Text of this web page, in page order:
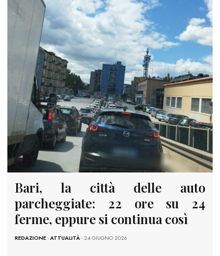
Bari, la città delle auto
parcheggiate: 22 ore su 24
ferme, eppure si continua così
REDAZIONE-ATTUALITÀ- 24 GIUGNO 2026